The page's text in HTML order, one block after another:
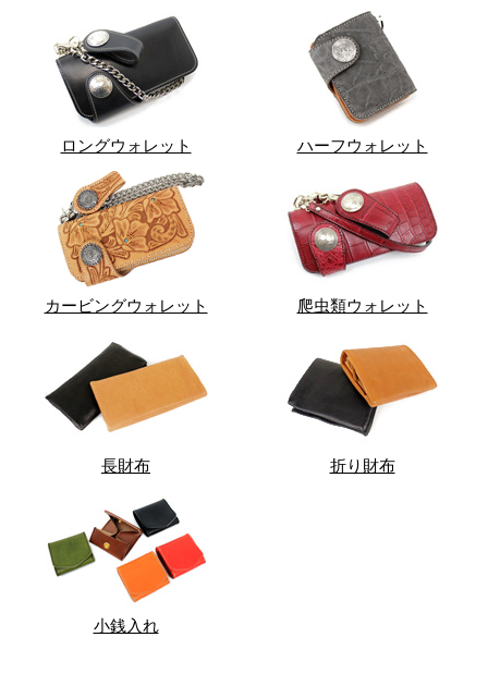
ロングウォレット ハーフウォレット
カービングウォレット 爬虫類ウォレット
長財布 折り財布
小銭入れ